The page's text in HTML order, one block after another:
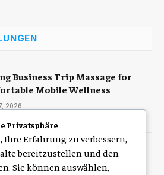
Business Trip Massage for
Mobile Wellness
2026
Service Hamburg für eine
digitale Kfz-Zulassung
Privatsphäre
Ihre Erfahrung zu verbessern,
bereitzustellen und den
Sie können auswählen,